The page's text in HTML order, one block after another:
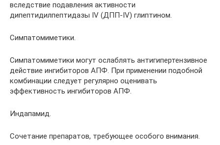
вследствие подавления активности
дипептидилпептидазы IV (ДПП-IV) глиптином.
Симпатомиметики.
Симпатомиметики могут ослаблять антигипертензивное
действие ингибиторов АПФ. При применении подобной
комбинации следует регулярно оценивать
эффективность ингибиторов АПФ.
Индапамид.
Сочетание препаратов, требующее особого внимания.